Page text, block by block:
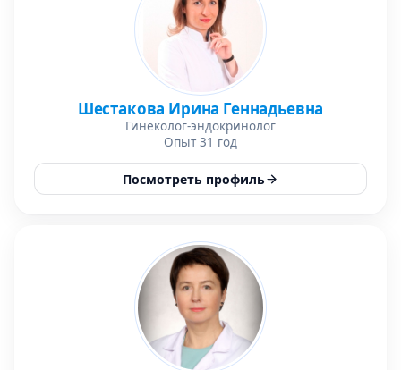
Шестакова Ирина Геннадьевна
Гинеколог-эндокринолог
Опыт 31 год
Посмотреть профиль